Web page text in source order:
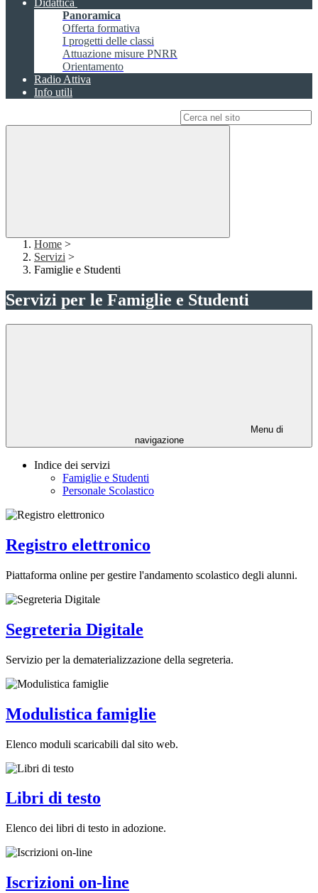
Didattica
Panoramica
Offerta formativa
I progetti delle classi
Attuazione misure PNRR
Orientamento
Radio Attiva
Info utili
Home >
Servizi >
Famiglie e Studenti
Servizi per le Famiglie e Studenti
Menu di
navigazione
Indice dei servizi
Famiglie e Studenti
Personale Scolastico
Registro elettronico
Piattaforma online per gestire l'andamento scolastico degli alunni.
Segreteria Digitale
Servizio per la dematerializzazione della segreteria.
Modulistica famiglie
Elenco moduli scaricabili dal sito web.
Libri di testo
Elenco dei libri di testo in adozione.
Iscrizioni on-line